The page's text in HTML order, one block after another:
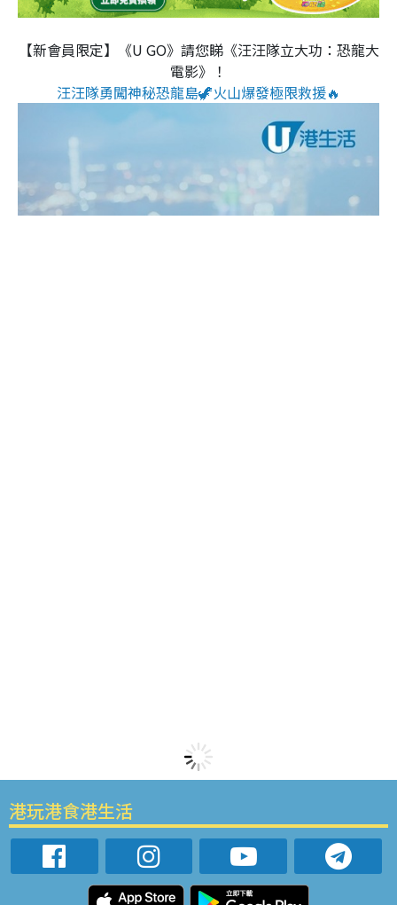
【新會員限定】《U GO》請您睇《汪汪隊立大功：恐龍大
電影》！
汪汪隊勇闖神秘恐龍島🦖火山爆發極限救援🔥
港玩港食港生活